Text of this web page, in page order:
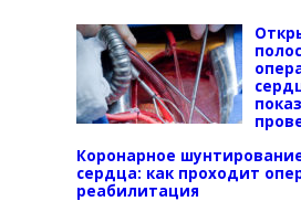
Коронарное
сердца: как проходит
реабилитация